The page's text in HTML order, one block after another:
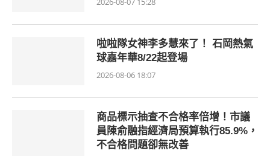
啦啦隊女神李多慧來了！ 石岡熱氣
球嘉年華8/22起登場
2026-08-06 18:07
商品標示抽查不合格率倍增！市議
員陳俞融指經濟局預算執行85.9%，
不合格問題卻無改善